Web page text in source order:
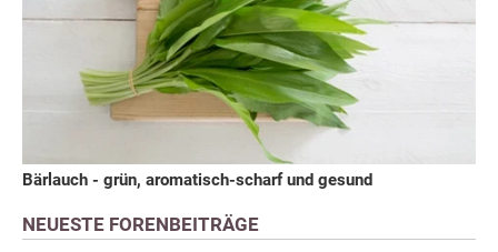
Bärlauch - grün, aromatisch-scharf und gesund
NEUESTE FORENBEITRÄGE